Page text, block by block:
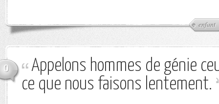
enfant
0
Appelons hommes de génie
ce que nous faisons lentement.